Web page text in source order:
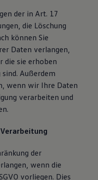
der in Art. 17
die Löschung
können Sie
Daten verlangen,
die sie erhoben
Außerdem
wenn wir Ihre Daten
verarbeiten und
der
wenn die
vorliegen. Dies